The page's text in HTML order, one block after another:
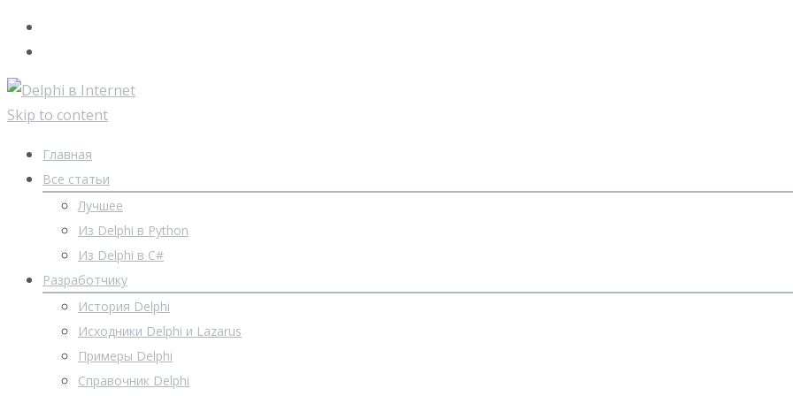
Skip to content
Главная
Все статьи
Лучшее
Из Delphi в Python
Из Delphi в C#
Разработчику
История Delphi
Исходники Delphi и Lazarus
Примеры Delphi
Справочник Delphi